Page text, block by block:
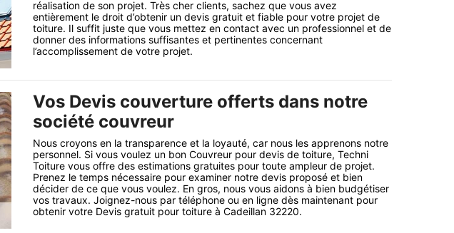
réalisation de son projet. Très cher clients, sachez que vous avez
entièrement le droit d’obtenir un devis gratuit et fiable pour votre projet de
toiture. Il suffit juste que vous mettez en contact avec un professionnel et de
donner des informations suffisantes et pertinentes concernant
l’accomplissement de votre projet.
Vos Devis couverture offerts dans notre
société couvreur
Nous croyons en la transparence et la loyauté, car nous les apprenons notre
personnel. Si vous voulez un bon Couvreur pour devis de toiture, Techni
Toiture vous offre des estimations gratuites pour toute ampleur de projet.
Prenez le temps nécessaire pour examiner notre devis proposé et bien
décider de ce que vous voulez. En gros, nous vous aidons à bien budgétiser
vos travaux. Joignez-nous par téléphone ou en ligne dès maintenant pour
obtenir votre Devis gratuit pour toiture à Cadeillan 32220.